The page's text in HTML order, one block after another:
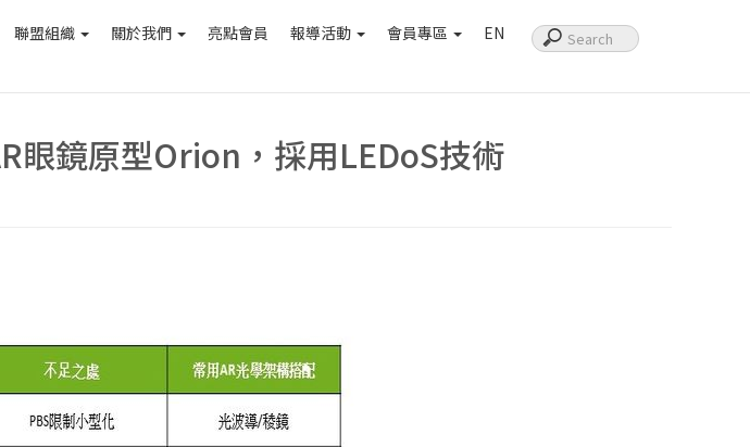
聯盟組織 關於我們 亮點會員 報導活動 會員專區 EN
鏡原型Orion，採用LEDoS技術